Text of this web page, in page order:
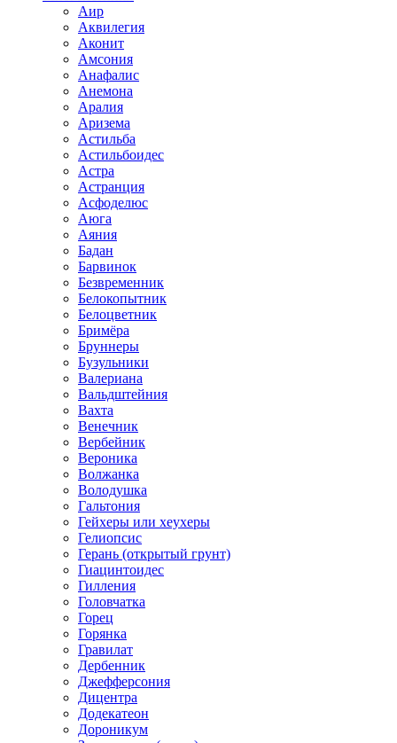
Аир
Аквилегия
Аконит
Амсония
Анафалис
Анемона
Аралия
Аризема
Астильба
Астильбоидес
Астра
Астранция
Асфоделюс
Аюга
Аяния
Бадан
Барвинок
Безвременник
Белокопытник
Белоцветник
Бримёра
Бруннеры
Бузульники
Валериана
Вальдштейния
Вахта
Венечник
Вербейник
Вероника
Волжанка
Володушка
Гальтония
Гейхеры или хеухеры
Гелиопсис
Герань (открытый грунт)
Гиацинтоидес
Гилления
Головчатка
Горец
Горянка
Гравилат
Дербенник
Джефферсония
Дицентра
Додекатеон
Дороникум